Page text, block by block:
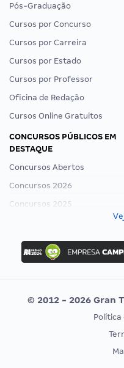
Pós-Graduação
Cursos por Concurso
Cursos por Carreira
Cursos por Estado
Cursos por Professor
Oficina de Redação
Cursos Online Gratuitos
CONCURSOS PÚBLICOS EM
DESTAQUE
Concursos Abertos
Concursos 2026
Concursos 2025
Concurso Ibama
Concurso MPU
Editais publicados
CONCURSOS POR
© 2012 - 2026 Gran
Política